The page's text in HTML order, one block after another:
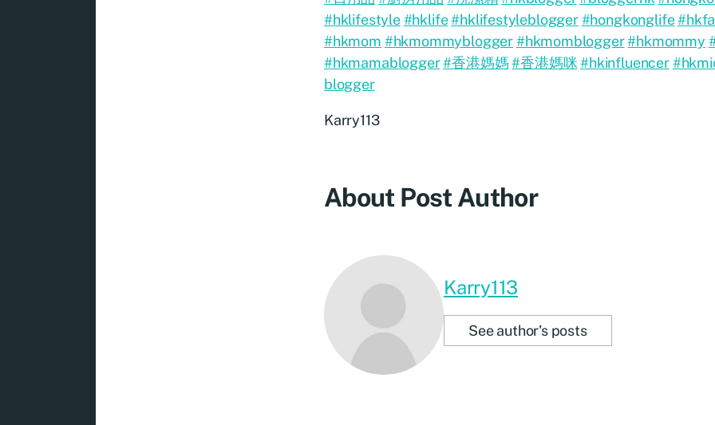
#hklifestyle#hklife#hklifestyleblogger#hongkonglife
#hkmom #hkmommyblogger#hkmomblogger#hkmommy
#hkmamablogger#香港媽媽#香港媽咪#hkinfluencer
blogger
Karry113
About Post Author
Karry113
See author's posts